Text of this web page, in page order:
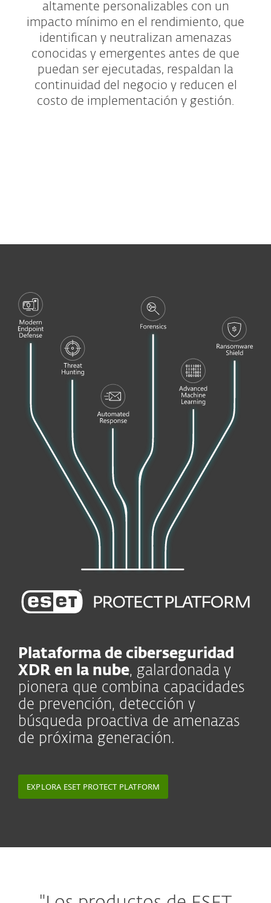
altamente personalizables con un
impacto mínimo en el rendimiento, que
identifican y neutralizan amenazas
conocidas y emergentes antes de que
puedan ser ejecutadas, respaldan la
continuidad del negocio y reducen el
costo de implementación y gestión.
Plataforma de ciberseguridad
XDR en la nube, galardonada y
pionera que combina capacidades
de prevención, detección y
búsqueda proactiva de amenazas
de próxima generación.
EXPLORA ESET PROTECT PLATFORM